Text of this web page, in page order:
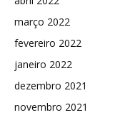
março 2022
fevereiro 2022
janeiro 2022
dezembro 2021
novembro 2021